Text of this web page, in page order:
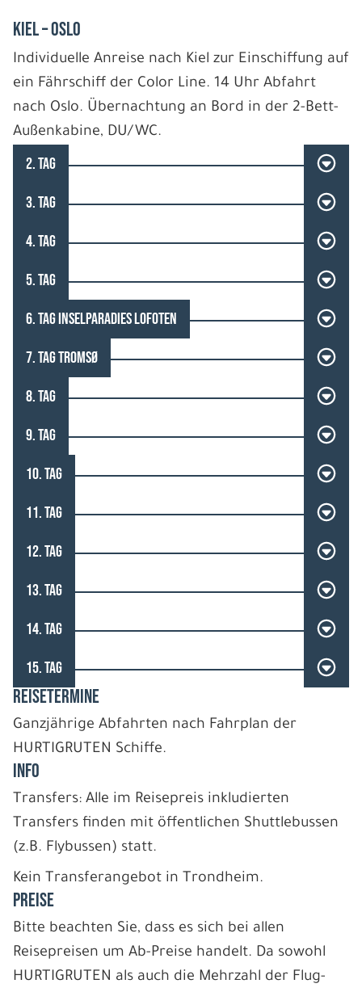
Kiel – Oslo
Individuelle Anreise nach Kiel zur Einschiffung auf
ein Fährschiff der Color Line. 14 Uhr Abfahrt
nach Oslo. Übernachtung an Bord in der 2-Bett-
Außenkabine, DU/WC.
2. TAG
3. TAG
4. TAG
5. TAG
6. TAG INSELPARADIES LOFOTEN
7. TAG TROMSØ
8. TAG
9. TAG
10. TAG
11. TAG
12. TAG
13. TAG
14. TAG
15. TAG
REISETERMINE
Ganzjährige Abfahrten nach Fahrplan der
HURTIGRUTEN Schiffe.
INFO
Transfers: Alle im Reisepreis inkludierten
Transfers finden mit öffentlichen Shuttlebussen
(z.B. Flybussen) statt.
Kein Transferangebot in Trondheim.
PREISE
Bitte beachten Sie, dass es sich bei allen
Reisepreisen um Ab-Preise handelt. Da sowohl
HURTIGRUTEN als auch die Mehrzahl der Flug-